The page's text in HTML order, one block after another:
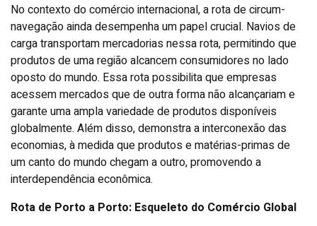
No contexto do comércio internacional, a rota de circum-
navegação ainda desempenha um papel crucial. Navios de
carga transportam mercadorias nessa rota, permitindo que
produtos de uma região alcancem consumidores no lado
oposto do mundo. Essa rota possibilita que empresas
acessem mercados que de outra forma não alcançariam e
garante uma ampla variedade de produtos disponíveis
globalmente. Além disso, demonstra a interconexão das
economias, à medida que produtos e matérias-primas de
um canto do mundo chegam a outro, promovendo a
interdependência econômica.
Rota de Porto a Porto: Esqueleto do Comércio Global